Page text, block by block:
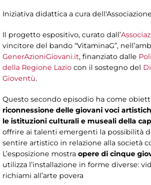
Iniziativa didattica a cura
Il progetto espositivo, curato dall’
vincitore del bando “VitaminaG”,
GenerAzioniGiovani.it, finanziato dalle
della Regione Lazio con il sostegno del
Gioventù.
Questo secondo episodio ha come
riconnessione delle giovani voci
le istituzioni culturali e museali della
offrire ai talenti emergenti la possibilità
sentire artistico in relazione alla società
L’esposizione mostra opere di cinque
utilizza l’installazione in forme diverse:
richiami all’arte povera